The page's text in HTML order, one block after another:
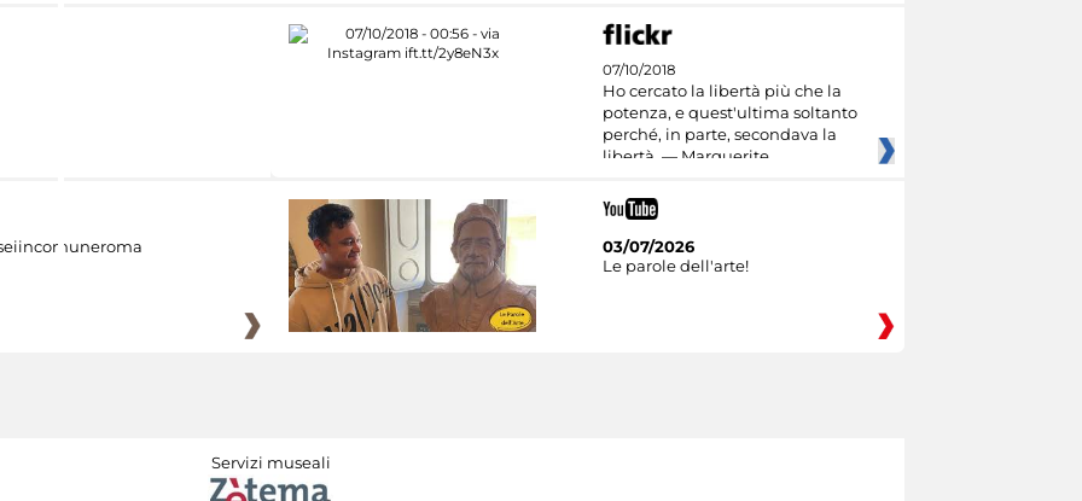
07/10/2018
Ho cercato la libertà più che la
potenza, e quest'ultima soltanto
perché, in parte, secondava la
libertà. — Marguerite
03/07/2026
Le parole dell'arte!
Servizi museali